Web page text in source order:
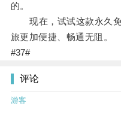
的。
现在，试试这款永久免
旅更加便捷、畅通无阻。
#37#
评论
游客